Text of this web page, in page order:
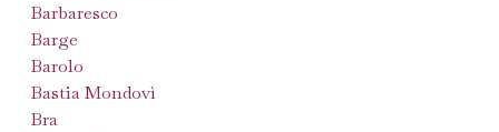
Barbaresco
Barge
Barolo
Bastia Mondovì
Bra